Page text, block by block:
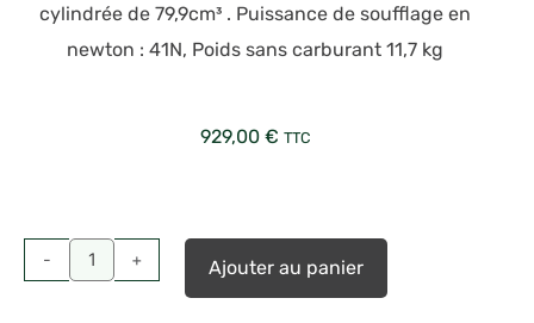
cylindrée de 79,9cm³ . Puissance de soufflage en
newton : 41N, Poids sans carburant 11,7 kg
929,00 € TTC
-
Soufleur
à
+ Ajouter au panier